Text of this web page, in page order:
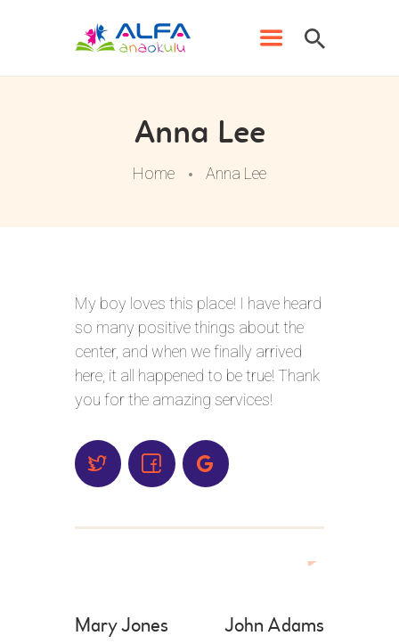
Anna Lee
Home Anna Lee
EĞITIMLERIMIZ
ŞUBELERIMIZ
ATATÜRK KÖŞESI
İLETIŞIM
My boy loves this place! I have heard
so many positive things about the
center, and when we finally arrived
here, it all happened to be true! Thank
you for the amazing services!
Mary Jones John Adams